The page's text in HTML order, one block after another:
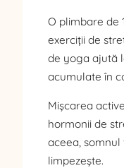
O plimbare de
exerciții de
de yoga ajută
acumulate în
Mișcarea
hormonii de
aceea, somnul
limpezește.